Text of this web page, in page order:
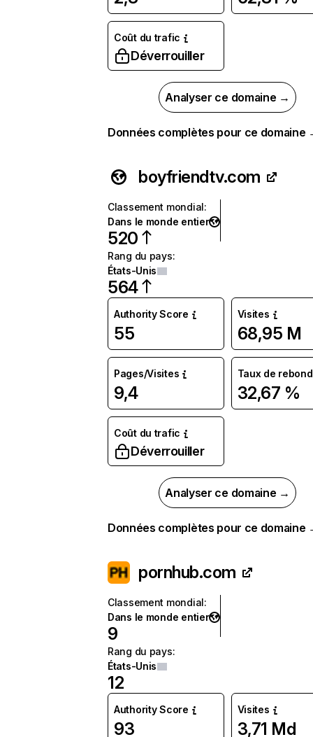
Coût du trafic
Déverrouiller
Analyser ce domaine →
Données complètes pour ce domaine
boyfriendtv.com
Classement mondial:
Dans le monde entier
520
Rang du pays:
États-Unis
564
Authority Score
55
Visites
68,95 M
Pages/Visites
9,4
Taux de rebond
32,67 %
Coût du trafic
Déverrouiller
Analyser ce domaine →
Données complètes pour ce domaine
pornhub.com
Classement mondial:
Dans le monde entier
9
Rang du pays:
États-Unis
12
Authority Score
93
Visites
3,71 Md